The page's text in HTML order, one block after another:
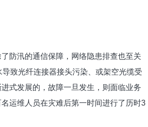
防汛的通信保障，网络隐患排查也至关
致光纤连接器接头污染、或架空光缆受
式发展的，故障一旦发生，则面临业务
运维人员在灾难后第一时间进行了历时3